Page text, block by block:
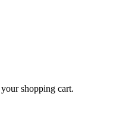
shopping cart.